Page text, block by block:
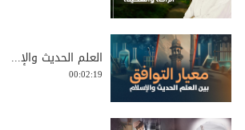
العلم الحديث والإ...
00:02:19